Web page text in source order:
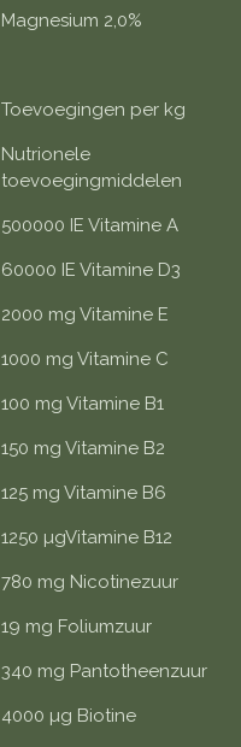
Magnesium 2,0%
Toevoegingen per kg
Nutrionele
toevoegingmiddelen
500000 IE Vitamine A
60000 IE Vitamine D3
2000 mg Vitamine E
1000 mg Vitamine C
100 mg Vitamine B1
150 mg Vitamine B2
125 mg Vitamine B6
1250 µgVitamine B12
780 mg Nicotinezuur
19 mg Foliumzuur
340 mg Pantotheenzuur
4000 µg Biotine